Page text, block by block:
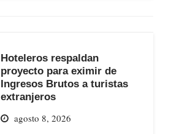
Hoteleros respaldan
proyecto para eximir de
Ingresos Brutos a turistas
extranjeros
agosto 8, 2026